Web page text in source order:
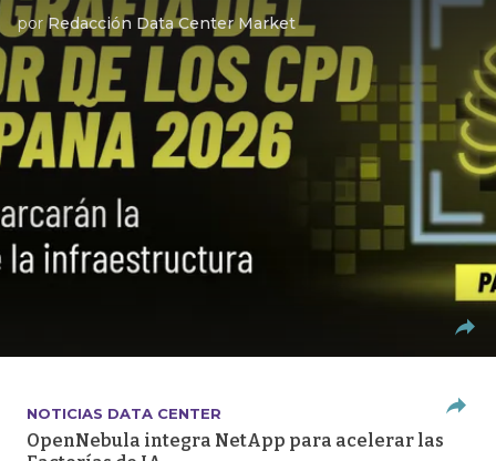
porRedacción Data Center Market
NOTICIAS DATA CENTER
OpenNebula integra NetApp para acelerar las